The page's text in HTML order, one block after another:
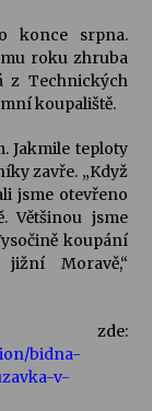
a
Rufus Miller
konce srpna.
roku zhruba
z Technických
koupaliště.
Jakmile teploty
zavře. „Když
jsme otevřeno
Většinou jsme
koupání
Moravě,“
zde:
bidna-
v-